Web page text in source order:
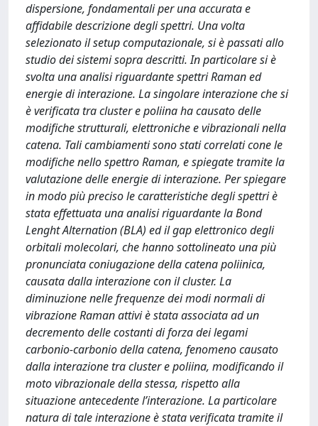
dispersione, fondamentali per una accurata e
affidabile descrizione degli spettri. Una volta
selezionato il setup computazionale, si è passati allo
studio dei sistemi sopra descritti. In particolare si è
svolta una analisi riguardante spettri Raman ed
energie di interazione. La singolare interazione che si
è verificata tra cluster e poliina ha causato delle
modifiche strutturali, elettroniche e vibrazionali nella
catena. Tali cambiamenti sono stati correlati cone le
modifiche nello spettro Raman, e spiegate tramite la
valutazione delle energie di interazione. Per spiegare
in modo più preciso le caratteristiche degli spettri è
stata effettuata una analisi riguardante la Bond
Lenght Alternation (BLA) ed il gap elettronico degli
orbitali molecolari, che hanno sottolineato una più
pronunciata coniugazione della catena poliinica,
causata dalla interazione con il cluster. La
diminuzione nelle frequenze dei modi normali di
vibrazione Raman attivi è stata associata ad un
decremento delle costanti di forza dei legami
carbonio-carbonio della catena, fenomeno causato
dalla interazione tra cluster e poliina, modificando il
moto vibrazionale della stessa, rispetto alla
situazione antecedente l’interazione. La particolare
natura di tale interazione è stata verificata tramite il